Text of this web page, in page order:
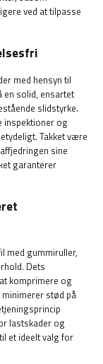
ved at tilpasse
med hensyn til
en solid, ensartet
slidstyrke.
inspektioner og
Takket være
sine
garanterer
med gummiruller,
Dets
komprimere og
stød på
lastskader og
et ideelt valg for